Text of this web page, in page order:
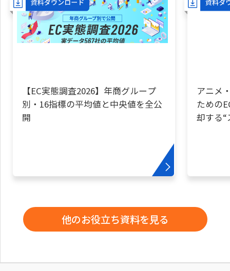
【EC実態調査2026】年商グループ
別・16指標の平均値と中央値を全公
開
アニメ
ための
却する
他のお役立ち資料を見る